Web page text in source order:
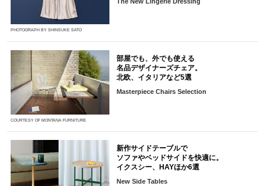
PHOTOGRAPH BY SHINSUKE SATO
COURTESY OF MONTANA FURNITURE
部屋でも、外でも使える
名品デザイナーズチェア。
北欧、イタリアなど5選
Masterpiece Chairs Selection
新作サイドテーブルで
ソファやベッドサイドを快適に。
イクスシー、HAYほか6選
New Side Tables